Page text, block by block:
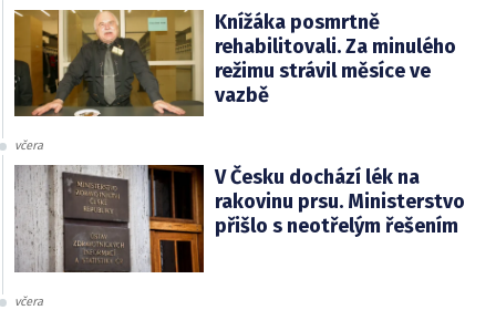
Knížáka posmrtně
rehabilitovali. Za minulého
režimu strávil měsíce ve
vazbě
včera
V Česku dochází lék na
rakovinu prsu. Ministerstvo
přišlo s neotřelým řešením
včera